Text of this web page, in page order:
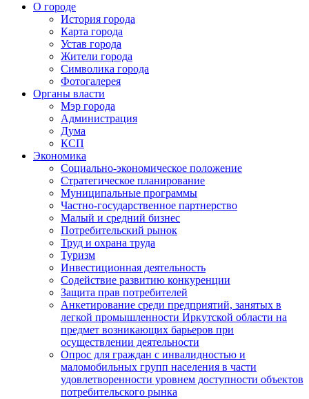
О городе
История города
Карта города
Устав города
Жители города
Символика города
Фотогалерея
Органы власти
Мэр города
Администрация
Дума
КСП
Экономика
Социально-экономическое положение
Стратегическое планирование
Муниципальные программы
Частно-государственное партнерство
Малый и средний бизнес
Потребительский рынок
Труд и охрана труда
Туризм
Инвестиционная деятельность
Содействие развитию конкуренции
Защита прав потребителей
Анкетирование среди предприятий, занятых в
легкой промышленности Иркутской области на
предмет возникающих барьеров при
осуществлении деятельности
Опрос для граждан с инвалидностью и
маломобильных групп населения в части
удовлетворенности уровнем доступности объектов
потребительского рынка